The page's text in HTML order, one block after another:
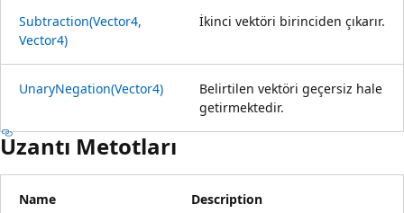
Subtraction(Vector4,
Vector4)
İkinci vektöri birinciden çıkarır.
UnaryNegation(Vector4)
Belirtilen vektöri geçersiz hale
getirmektedir.
Uzantı Metotları
Name Description